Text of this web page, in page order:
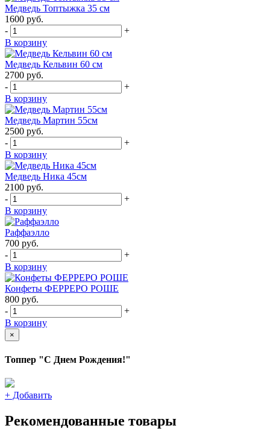
Медведь Топтыжка 35 см
1600 руб.
-
+
В корзину
Медведь Кельвин 60 см
2700 руб.
-
+
В корзину
Медведь Мартин 55см
2500 руб.
-
+
В корзину
Медведь Ника 45см
2100 руб.
-
+
В корзину
Раффаэлло
700 руб.
-
+
В корзину
Конфеты ФЕРРЕРО РОШЕ
800 руб.
-
+
В корзину
×
Топпер "С Днем Рождения!"
+ Добавить
Рекомендованные товары